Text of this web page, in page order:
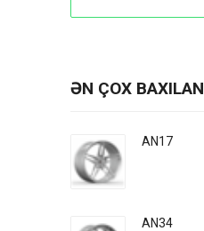
ƏN ÇOX BAXILAN
AN17
AN34